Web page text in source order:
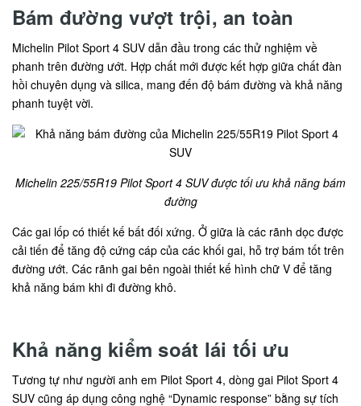
Bám đường vượt trội, an toàn
Michelin Pilot Sport 4 SUV dẫn đầu trong các thử nghiệm về
phanh trên đường ướt. Hợp chất mới được kết hợp giữa chất đàn
hồi chuyên dụng và silica, mang đến độ bám đường và khả năng
phanh tuyệt vời.
Michelin 225/55R19 Pilot Sport 4 SUV được tối ưu khả năng bám
đường
Các gai lốp có thiết kế bất đối xứng. Ở giữa là các rãnh dọc được
cải tiến để tăng độ cứng cáp của các khối gai, hỗ trợ bám tốt trên
đường ướt. Các rãnh gai bên ngoài thiết kế hình chữ V để tăng
khả năng bám khi đi đường khô.
Khả năng kiểm soát lái tối ưu
Tương tự như người anh em Pilot Sport 4, dòng gai Pilot Sport 4
SUV cũng áp dụng công nghệ “Dynamic response” bằng sự tích